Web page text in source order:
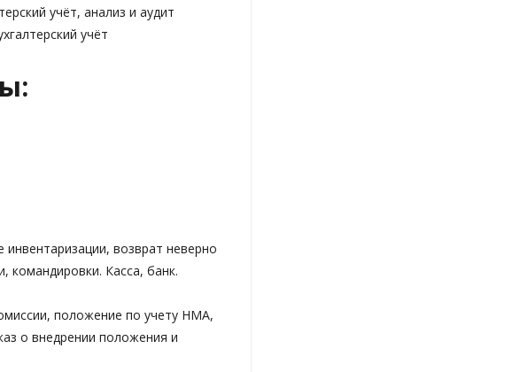
учёт, анализ и аудит
учёт
возврат неверно
Касса, банк.
положение по учету НМА,
о внедрении положения и